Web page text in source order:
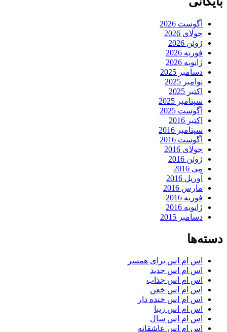
آگوست 2026
جولای 2026
ژوئن 2026
فوریه 2026
ژانویه 2026
دسامبر 2025
نوامبر 2025
اکتبر 2025
سپتامبر 2025
آگوست 2025
اکتبر 2016
سپتامبر 2016
آگوست 2016
جولای 2016
ژوئن 2016
می 2016
آوریل 2016
مارس 2016
فوریه 2016
ژانویه 2016
دسامبر 2015
دسته‌ها
اس ام اس برای همسر
اس ام اس جدید
اس ام اس جذاب
اس ام اس خفن
اس ام اس خنده دار
اس ام اس زیبا
اس ام اس سال
اس ام اس عاشقانه